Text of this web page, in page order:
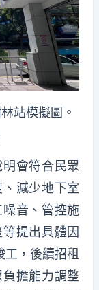
站模擬圖。
會符合民眾
減少地下室
音、管控施
提出具體因
工，後續招租
擔能力調整